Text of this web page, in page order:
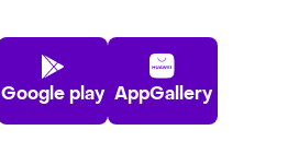
Google play AppGallery